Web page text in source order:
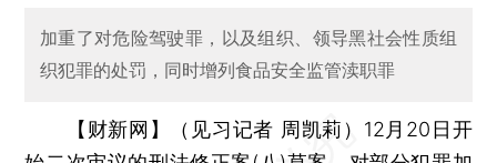
加重了对危险驾驶罪，以及组织、领导黑社会性质组
织犯罪的处罚，同时增列食品安全监管渎职罪
【财新网】（见习记者 周凯莉） 12月20日开